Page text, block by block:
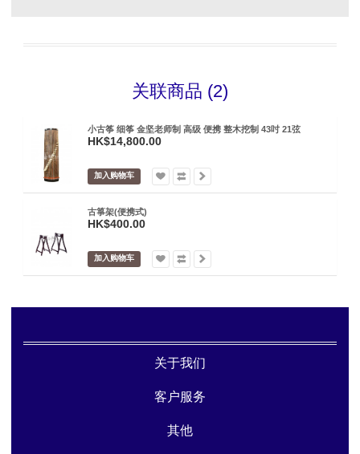
关联商品 (2)
小古筝 细筝 金坚老师制 高级 便携 整木挖制 43吋 21弦
HK$14,800.00
加入购物车
古箏架(便携式)
HK$400.00
加入购物车
关于我们
客户服务
其他